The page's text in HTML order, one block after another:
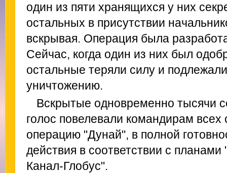
один из пяти хранящихся у них
остальных в присутствии
вскрывая. Операция была
Сейчас, когда один из них был
остальные теряли силу и
уничтожению.
Вскрытые одновременно тысячи
голос повелевали командирам всех
операцию "Дунай", в полной
действия в соответствии с
Канал-Глобус".